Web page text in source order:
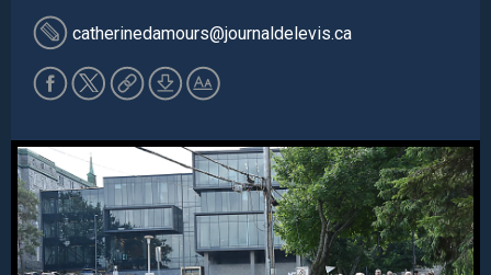
catherinedamours@journaldelevis.ca